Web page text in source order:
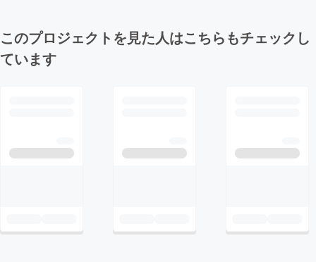
このプロジェクトを見た人はこちらもチェックし
ています